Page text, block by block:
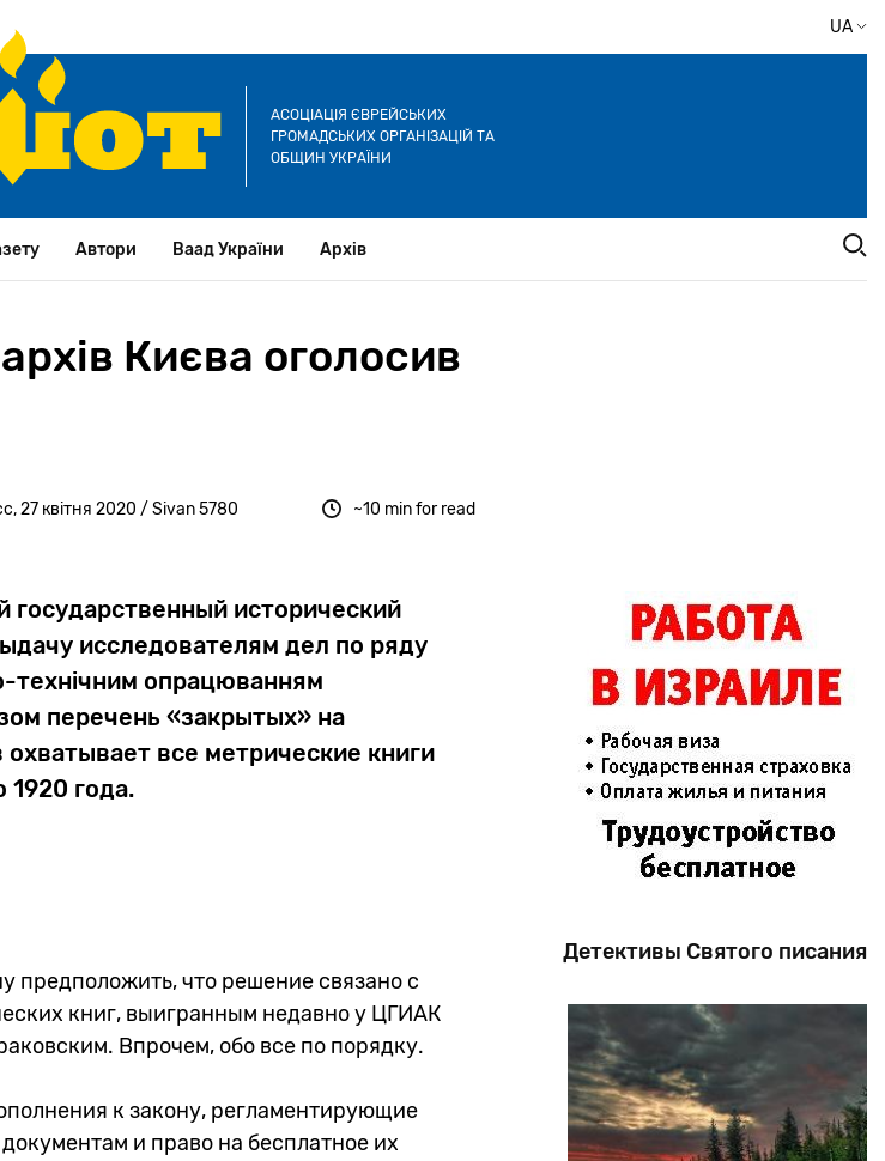
UA
АСОЦІАЦІЯ ЄВРЕЙСЬКИХ
ГРОМАДСЬКИХ ОРГАНІЗАЦІЙ ТА
ОБЩИН УКРАЇНИ
Автори Ваад України Архів
Києва оголосив
27 квітня 2020 / Sivan 5780 ~10 min for read
государственный исторический
исследователям дел по ряду
технічним опрацюванням
перечень «закрытых» на
все метрические книги
1920 года.
предположить, что решение связано с
книг, выигранным недавно у ЦГИАК
Впрочем, обо все по порядку.
к закону, регламентирующие
и право на бесплатное их
Детективы Святого писания